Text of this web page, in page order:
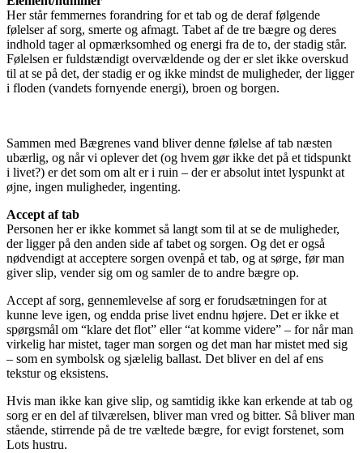
Her står femmernes forandring for et tab og de deraf følgende
følelser af sorg, smerte og afmagt. Tabet af de tre bægre og deres
indhold tager al opmærksomhed og energi fra de to, der stadig står.
Følelsen er fuldstændigt overvældende og der er slet ikke overskud
til at se på det, der stadig er og ikke mindst de muligheder, der ligger
i floden (vandets fornyende energi), broen og borgen.
Sammen med Bægrenes vand bliver denne følelse af tab næsten
ubærlig, og når vi oplever det (og hvem gør ikke det på et tidspunkt
i livet?) er det som om alt er i ruin – der er absolut intet lyspunkt at
øjne, ingen muligheder, ingenting.
Accept af tab
Personen her er ikke kommet så langt som til at se de muligheder,
der ligger på den anden side af tabet og sorgen. Og det er også
nødvendigt at acceptere sorgen ovenpå et tab, og at sørge, før man
giver slip, vender sig om og samler de to andre bægre op.
Accept af sorg, gennemlevelse af sorg er forudsætningen for at
kunne leve igen, og endda prise livet endnu højere. Det er ikke et
spørgsmål om “klare det flot” eller “at komme videre” – for når man
virkelig har mistet, tager man sorgen og det man har mistet med sig
– som en symbolsk og sjælelig ballast. Det bliver en del af ens
tekstur og eksistens.
Hvis man ikke kan give slip, og samtidig ikke kan erkende at tab og
sorg er en del af tilværelsen, bliver man vred og bitter. Så bliver man
stående, stirrende på de tre væltede bægre, for evigt forstenet, som
Lots hustru.